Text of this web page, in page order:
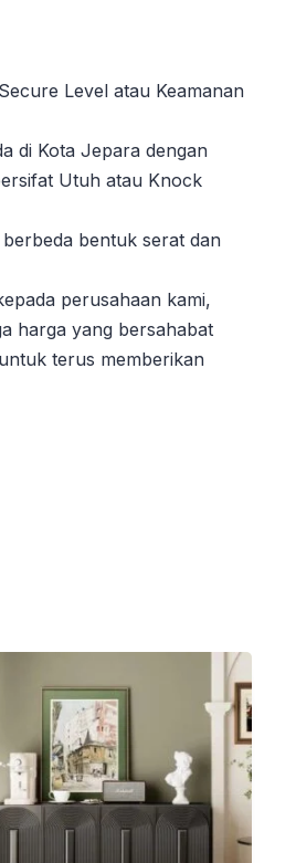
Level atau Keamanan
di Kota Jepara dengan
Utuh atau Knock
bentuk serat dan
perusahaan kami,
harga yang bersahabat
terus memberikan